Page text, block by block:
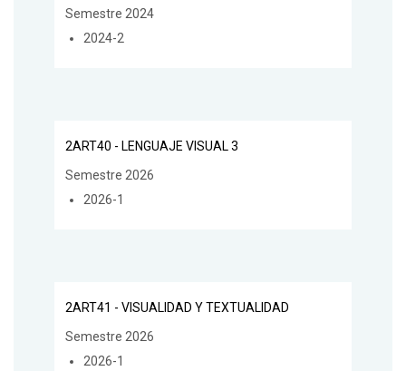
Semestre 2024
2024-2
2ART40 - LENGUAJE VISUAL 3
Semestre 2026
2026-1
2ART41 - VISUALIDAD Y TEXTUALIDAD
Semestre 2026
2026-1